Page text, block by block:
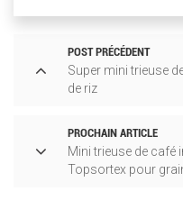
POST PRÉCÉDENT
Super mini trieuse
de riz
PROCHAIN ARTICLE
Mini trieuse de café
Topsortex pour